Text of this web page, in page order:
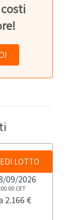
LOTTO
09/2026
CET
2.166 €